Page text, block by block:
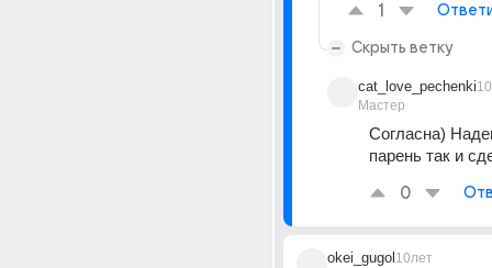
1
Скрыть ветку
cat_love_pechenki
Мастер
Согласна)
парень так и
0
okei_gugol 10лет